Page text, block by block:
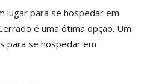
lugar para se hospedar em
é uma ótima opção. Um
para se hospedar em